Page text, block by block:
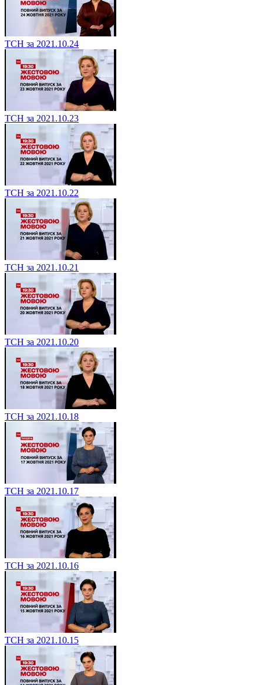
ТСН за 2021.10.24
ТСН за 2021.10.23
ТСН за 2021.10.22
ТСН за 2021.10.21
ТСН за 2021.10.20
ТСН за 2021.10.18
ТСН за 2021.10.17
ТСН за 2021.10.16
ТСН за 2021.10.15